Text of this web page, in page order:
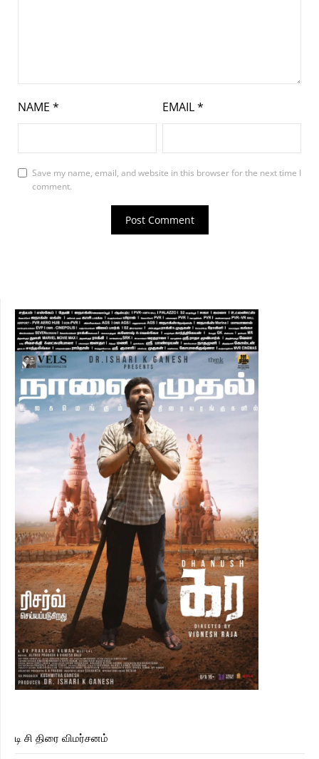
NAME * EMAIL*
Save my name, email, and website in this browser for the next time I
comment.
டி சி திரை விமர்சனம்